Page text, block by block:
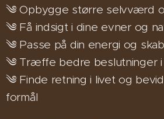
༄ Opbygge større selvværd
༄ Få indsigt i dine evner og
༄ Passe på din energi og
༄ Træffe bedre beslutninger i
༄ Finde retning i livet og
formål